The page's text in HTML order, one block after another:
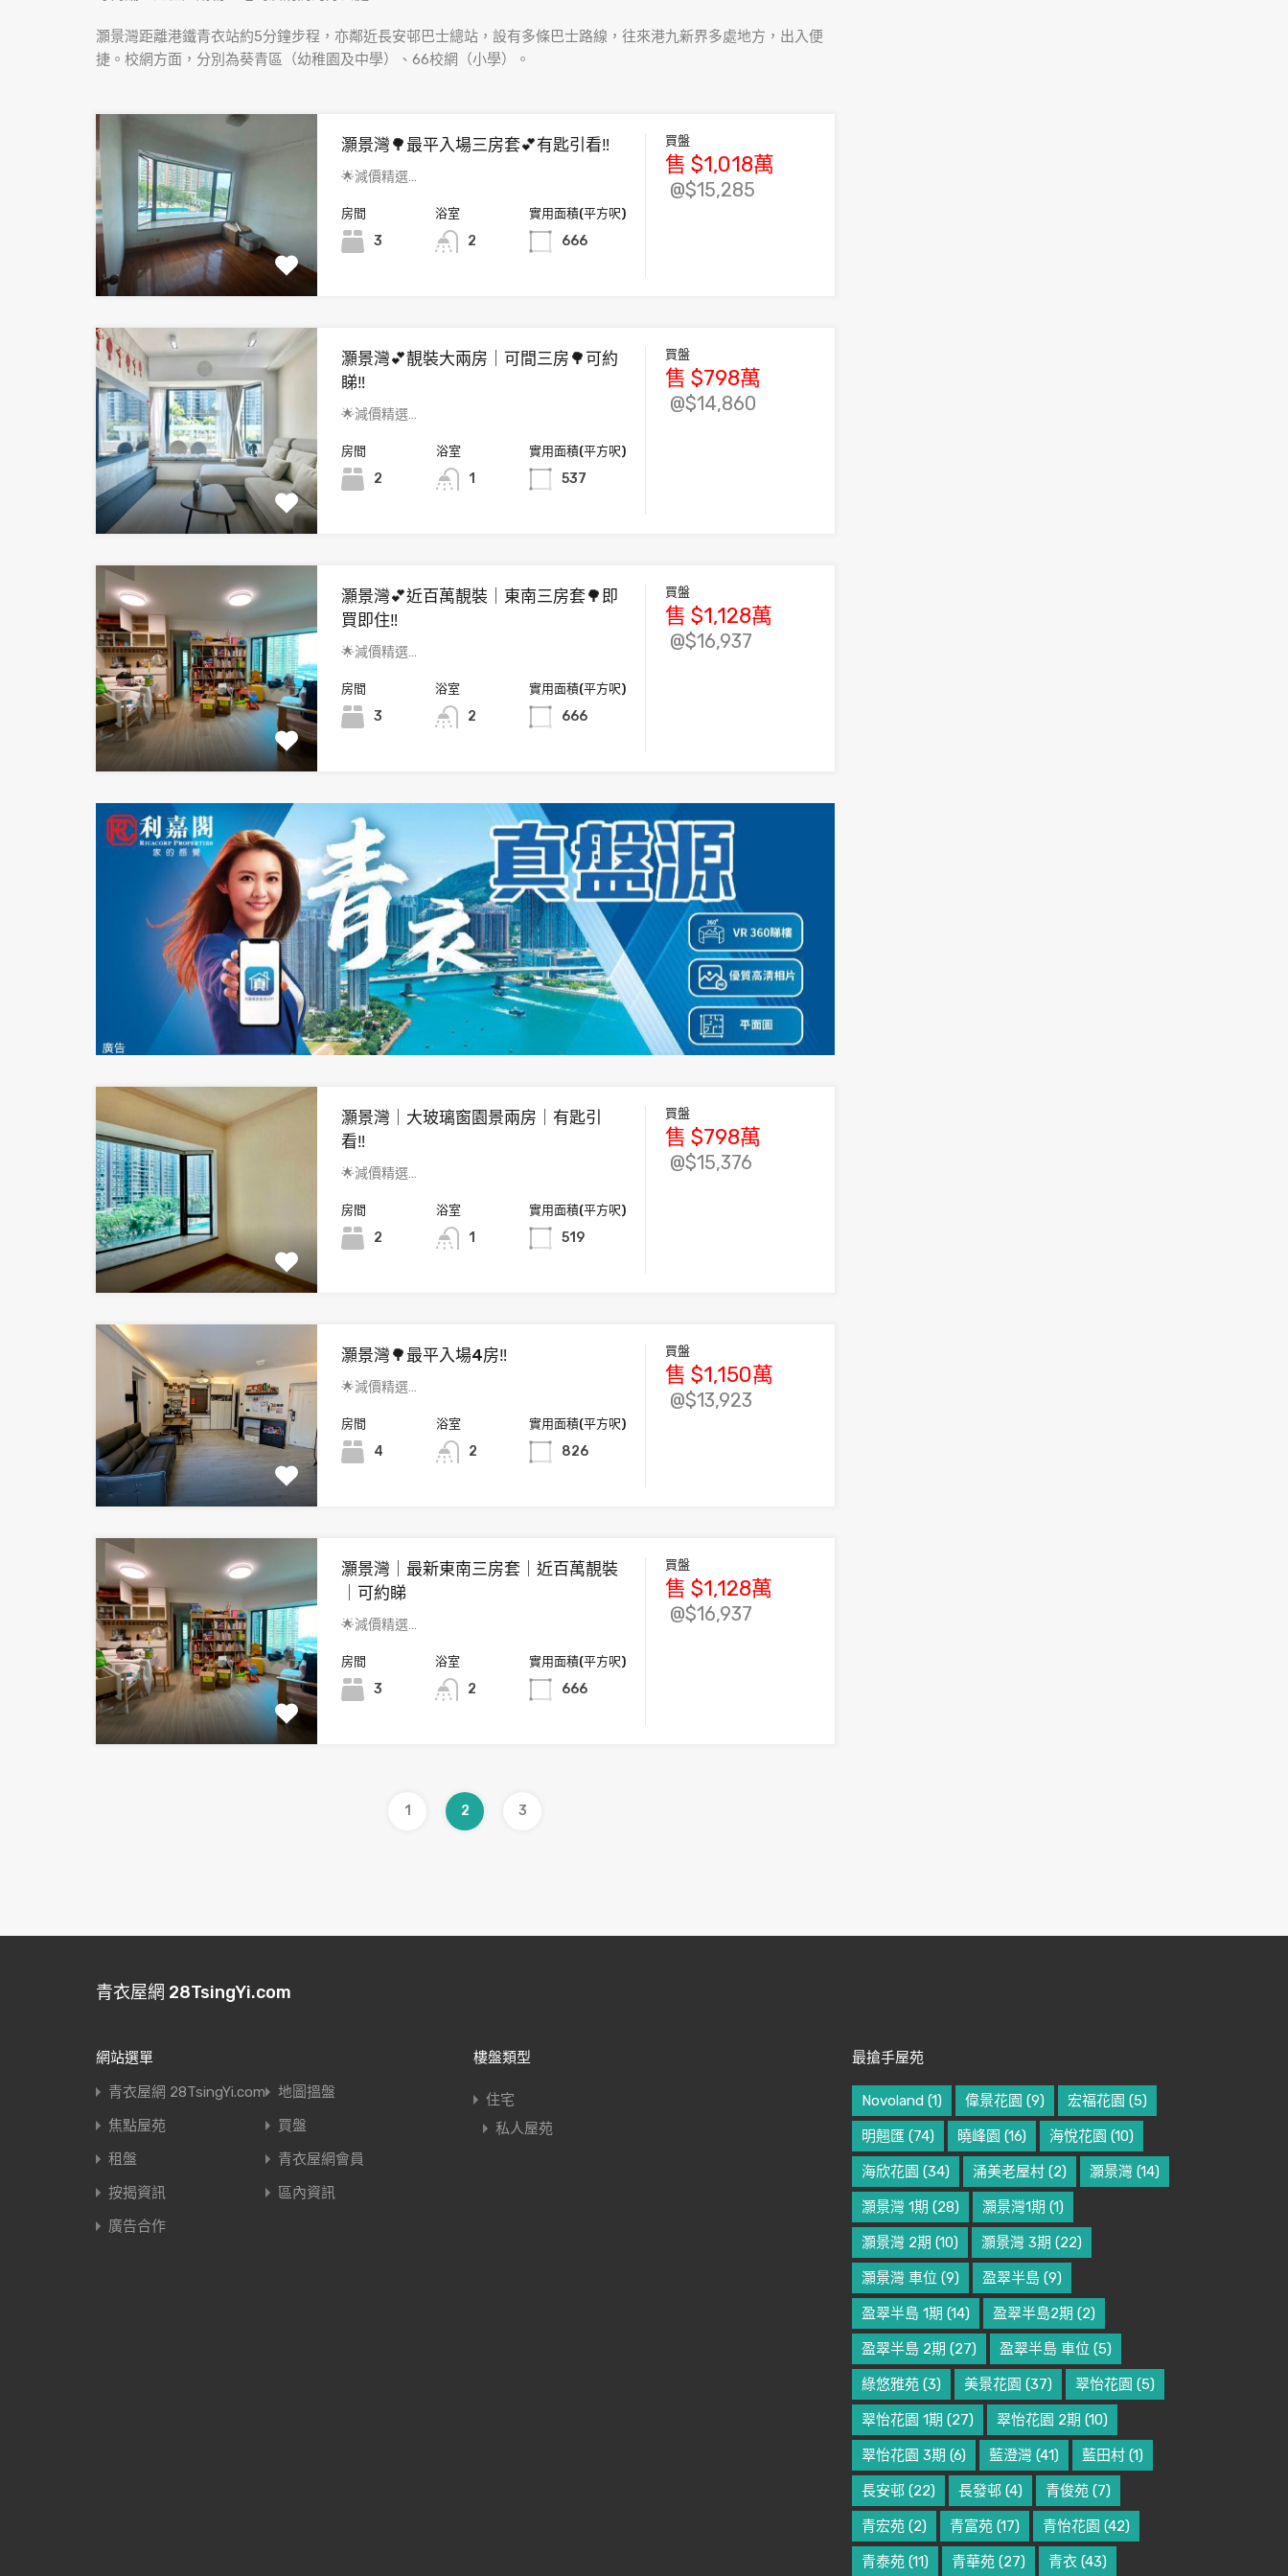
灝景灣距離港鐵青衣站約5分鐘步程，亦鄰近長安邨巴士總站，設有多條巴士路線，往來港九新界多處地方，出入便
捷。校網方面，分別為葵青區（幼稚園及中學）、66校網（小學）。
灝景灣🌳最平入場三房套💕有匙引看‼️
🌟減價精選…
房間
3
浴室
2
實用面積(平方呎)
666
買盤
售 $1,018萬
@$15,285
灝景灣💕靚裝大兩房｜可間三房🌳可約
睇‼️
🌟減價精選…
房間
2
浴室
1
實用面積(平方呎)
537
買盤
售 $798萬
@$14,860
灝景灣💕近百萬靚裝｜東南三房套🌳即
買即住‼️
🌟減價精選…
房間
3
浴室
2
實用面積(平方呎)
666
買盤
售 $1,128萬
@$16,937
灝景灣｜大玻璃窗園景兩房｜有匙引
看‼️
🌟減價精選…
房間
2
浴室
1
實用面積(平方呎)
519
買盤
售 $798萬
@$15,376
灝景灣🌳最平入場4房‼️
🌟減價精選…
房間
4
浴室
2
實用面積(平方呎)
826
買盤
售 $1,150萬
@$13,923
灝景灣｜最新東南三房套｜近百萬靚裝
｜可約睇
🌟減價精選…
房間
3
浴室
2
實用面積(平方呎)
666
買盤
售 $1,128萬
@$16,937
1 2 3
青衣屋網 28TsingYi.com
網站選單
青衣屋網 28TsingYi.com
地圖搵盤
焦點屋苑
買盤
租盤
青衣屋網會員
按揭資訊
區內資訊
廣告合作
樓盤類型
住宅
私人屋苑
最搶手屋苑
Novoland (1) 偉景花園 (9) 宏福花園 (5)
明翹匯 (74) 曉峰園 (16) 海悅花園 (10)
海欣花園 (34) 涌美老屋村(2) 灝景灣 (14)
灝景灣 1期 (28) 灝景灣1期 (1)
灝景灣 2期 (10) 灝景灣 3期 (22)
灝景灣 車位 (9) 盈翠半島(9)
盈翠半島 1期 (14) 盈翠半島2期 (2)
盈翠半島 2期 (27) 盈翠半島 車位 (5)
綠悠雅苑(3) 美景花園 (37) 翠怡花園 (5)
翠怡花園 1期 (27) 翠怡花園 2期 (10)
翠怡花園 3期 (6) 藍澄灣 (41) 藍田村(1)
長安邨(22) 長發邨(4) 青俊苑(7)
青宏苑(2) 青富苑(17) 青怡花園 (42)
青泰苑(11) 青華苑(27) 青衣 (43)